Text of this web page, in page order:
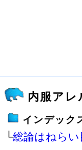
内服アレ
インデック
└総論はねらい